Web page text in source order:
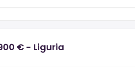
€ - Liguria